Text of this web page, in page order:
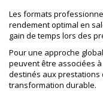
Les formats
rendement optimal en
gain de temps lors des
Pour une approche
peuvent être associées
destinés aux prestations
transformation durable.